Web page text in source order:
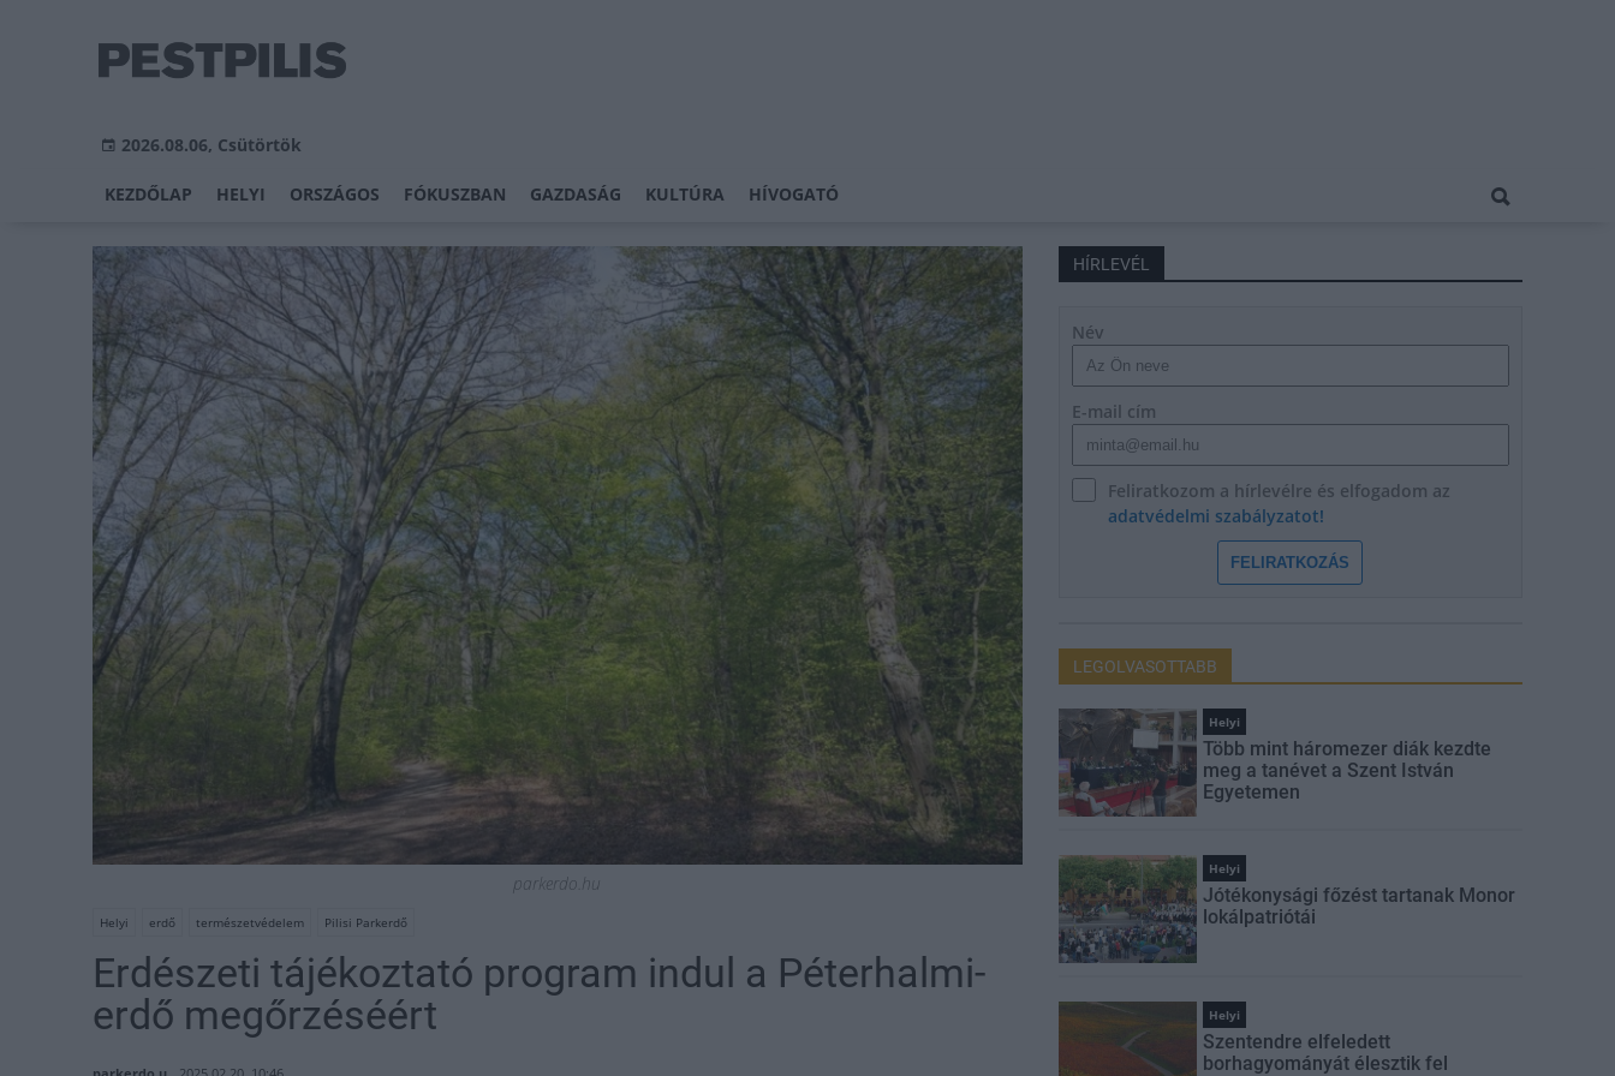
2026.08.06, Csütörtök
KEZDŐLAP HELYI ORSZÁGOS FÓKUSZBAN GAZDASÁG KULTÚRA HÍVOGATÓ
parkerdo.hu
Helyi erdő természetvédelem Pilisi Parkerdő
Erdészeti tájékoztató program indul a Péterhalmi-
erdő megőrzéséért
HÍRLEVÉL
Név
E-mail cím
Feliratkozom a hírlevélre és elfogadom az
adatvédelmi szabályzatot!
FELIRATKOZÁS
LEGOLVASOTTABB
Helyi
Több mint háromezer diák kezdte
meg a tanévet a Szent István
Egyetemen
Helyi
Jótékonysági főzést tartanak Monor
lokálpatriótái
Helyi
Szentendre elfeledett
borhagyományát élesztik fel